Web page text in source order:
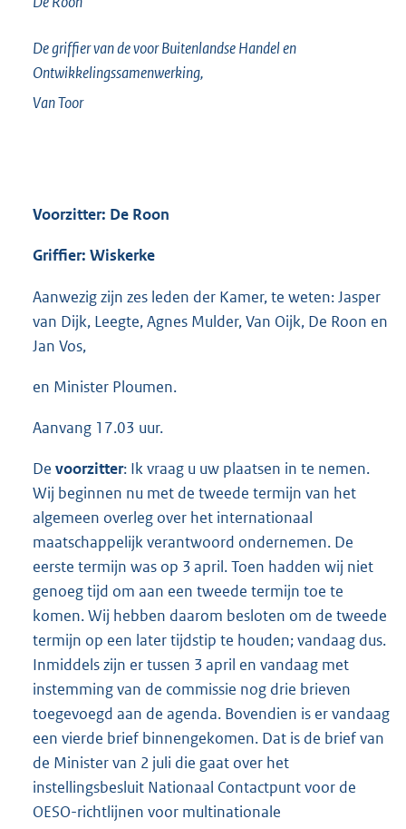
De griffier van de voor Buitenlandse Handel en
Ontwikkelingssamenwerking,
Van Toor
Voorzitter: De Roon
Griffier: Wiskerke
Aanwezig zijn zes leden der Kamer, te weten: Jasper
van Dijk, Leegte, Agnes Mulder, Van Oijk, De Roon en
Jan Vos,
en Minister Ploumen.
Aanvang 17.03 uur.
De voorzitter: Ik vraag u uw plaatsen in te nemen.
Wij beginnen nu met de tweede termijn van het
algemeen overleg over het internationaal
maatschappelijk verantwoord ondernemen. De
eerste termijn was op 3 april. Toen hadden wij niet
genoeg tijd om aan een tweede termijn toe te
komen. Wij hebben daarom besloten om de tweede
termijn op een later tijdstip te houden; vandaag dus.
Inmiddels zijn er tussen 3 april en vandaag met
instemming van de commissie nog drie brieven
toegevoegd aan de agenda. Bovendien is er vandaag
een vierde brief binnengekomen. Dat is de brief van
de Minister van 2 juli die gaat over het
instellingsbesluit Nationaal Contactpunt voor de
OESO-richtlijnen voor multinationale